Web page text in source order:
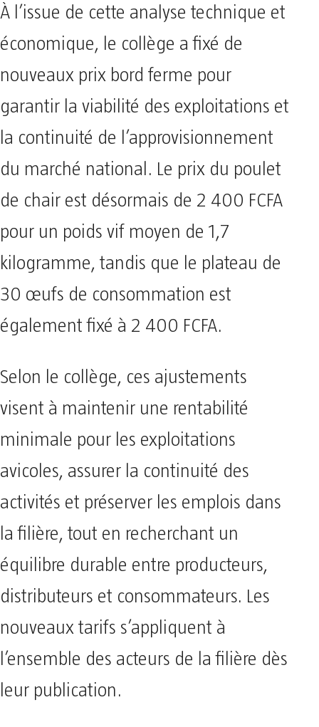
À l’issue de cette analyse technique et
économique, le collège a fixé de
nouveaux prix bord ferme pour
garantir la viabilité des exploitations et
la continuité de l’approvisionnement
du marché national. Le prix du poulet
de chair est désormais de 2 400 FCFA
pour un poids vif moyen de 1,7
kilogramme, tandis que le plateau de
30 œufs de consommation est
également fixé à 2 400 FCFA.
Selon le collège, ces ajustements
visent à maintenir une rentabilité
minimale pour les exploitations
avicoles, assurer la continuité des
activités et préserver les emplois dans
la filière, tout en recherchant un
équilibre durable entre producteurs,
distributeurs et consommateurs. Les
nouveaux tarifs s’appliquent à
l’ensemble des acteurs de la filière dès
leur publication.